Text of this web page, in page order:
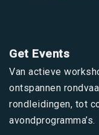
Get Events
Van actieve
ontspannen
rondleidingen, tot
avondprogramma’s.